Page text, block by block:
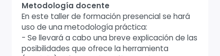
Metodología docente
En este taller de formación presencial se hará
uso de una metodología práctica:
- Se llevará a cabo una breve explicación de las
posibilidades que ofrece la herramienta